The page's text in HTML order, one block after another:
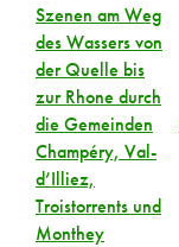
Szenen am Weg
des Wassers von
der Quelle bis
zur Rhone durch
die Gemeinden
Champéry, Val-
d’Illiez,
Troistorrents und
Monthey